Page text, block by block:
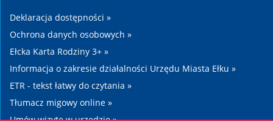
Deklaracja dostępności »
Ochrona danych osobowych »
Ełcka Karta Rodziny 3+ »
Informacja o zakresie działalności Urzędu Miasta Ełku »
ETR - tekst łatwy do czytania »
Tłumacz migowy online »